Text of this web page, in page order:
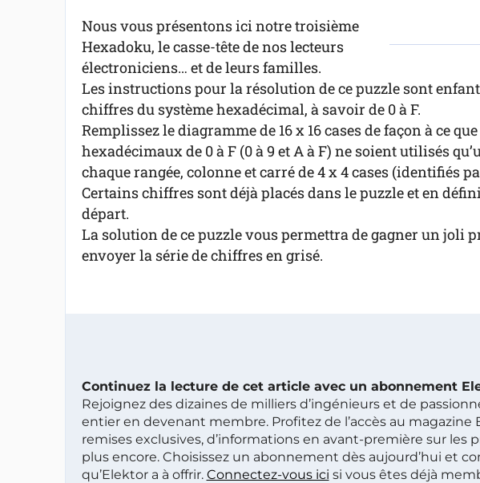
Nous vous présentons ici notre troisième
Hexadoku, le casse-tête de nos lecteurs
électroniciens… et de leurs familles.
Les instructions pour la résolution de ce puzzle sont
chiffres du système hexadécimal, à savoir de 0 à F.
Remplissez le diagramme de 16 x 16 cases de façon à ce
hexadécimaux de 0 à F (0 à 9 et A à F) ne soient utilisés
chaque rangée, colonne et carré de 4 x 4 cases (identifiés
Certains chiffres sont déjà placés dans le puzzle et en
départ.
La solution de ce puzzle vous permettra de gagner un joli
envoyer la série de chiffres en grisé.
Continuez la lecture de cet article avec un abonnement
Rejoignez des dizaines de milliers d’ingénieurs et de
entier en devenant membre. Profitez de l’accès au magazine
remises exclusives, d’informations en avant-première sur les
plus encore. Choisissez un abonnement dès aujourd’hui et
qu’Elektor a à offrir. Connectez-vous ici si vous êtes déjà